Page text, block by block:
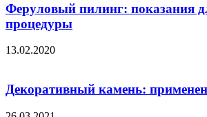
Феруловый пилинг: показания
процедуры
13.02.2020
Декоративный камень: